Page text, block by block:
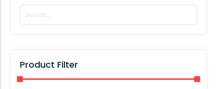
POPULAR THIS WEEK
No Posts Found!
Product Filter